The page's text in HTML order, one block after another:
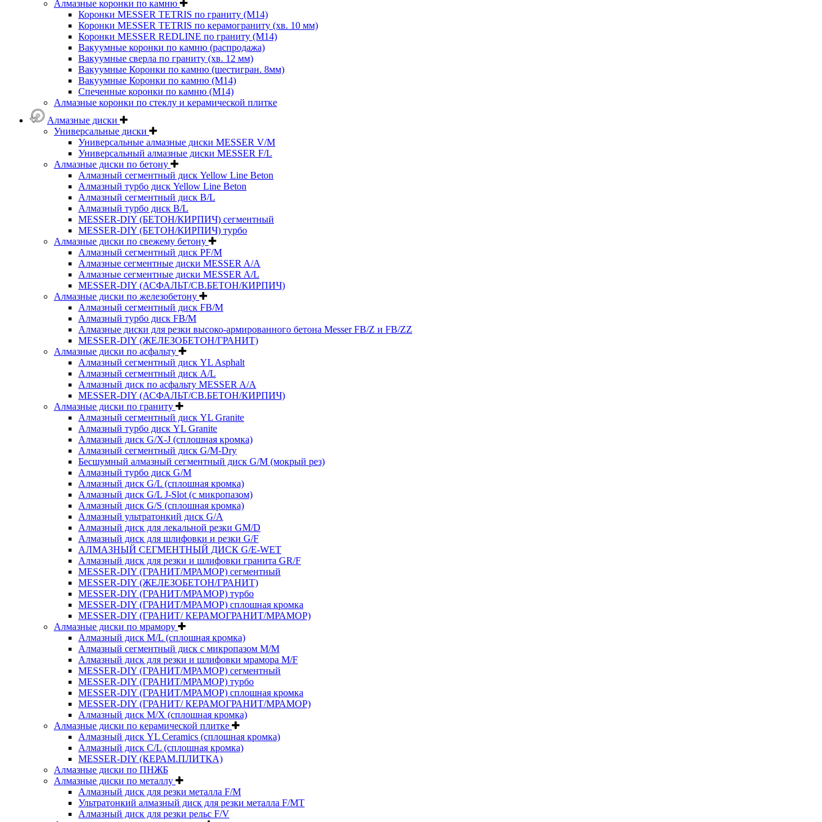
Алмазные коронки по камню
Коронки MESSER TETRIS по граниту (М14)
Коронки MESSER TETRIS по керамограниту (хв. 10 мм)
Коронки MESSER REDLINE по граниту (М14)
Вакуумные коронки по камню (распродажа)
Вакуумные сверла по граниту (хв. 12 мм)
Вакуумные Коронки по камню (шестигран. 8мм)
Вакуумные Коронки по камню (M14)
Спеченные коронки по камню (M14)
Алмазные коронки по стеклу и керамической плитке
Алмазные диски
Универсальные диски
Универсальные алмазные диски MESSER V/M
Универсальный алмазные диски MESSER F/L
Алмазные диски по бетону
Алмазный сегментный диск Yellow Line Beton
Алмазный турбо диск Yellow Line Beton
Алмазный сегментный диск B/L
Алмазный турбо диск B/L
MESSER-DIY (БЕТОН/КИРПИЧ) сегментный
MESSER-DIY (БЕТОН/КИРПИЧ) турбо
Алмазные диски по свежему бетону
Алмазный сегментный диск PF/M
Алмазные сегментные диски MESSER A/A
Алмазные сегментные диски MESSER A/L
MESSER-DIY (АСФАЛЬТ/СВ.БЕТОН/КИРПИЧ)
Алмазные диски по железобетону
Алмазный сегментный диск FB/M
Алмазный турбо диск FB/M
Алмазные диски для резки высоко-армированного бетона Messer FB/Z и FB/ZZ
MESSER-DIY (ЖЕЛЕЗОБЕТОН/ГРАНИТ)
Алмазные диски по асфальту
Алмазный сегментный диск YL Asphalt
Алмазный сегментный диск A/L
Алмазный диск по асфальту MESSER A/A
MESSER-DIY (АСФАЛЬТ/СВ.БЕТОН/КИРПИЧ)
Алмазные диски по граниту
Алмазный сегментный диск YL Granite
Алмазный турбо диск YL Granite
Алмазный диск G/X-J (сплошная кромка)
Алмазный сегментный диск G/M-Dry
Бесшумный алмазный сегментный диск G/M (мокрый рез)
Алмазный турбо диск G/M
Алмазный диск G/L (сплошная кромка)
Алмазный диск G/L J-Slot (с микропазом)
Алмазный диск G/S (сплошная кромка)
Алмазный ультратонкий диск G/A
Алмазный диск для лекальной резки GM/D
Алмазный диск для шлифовки и резки G/F
АЛМАЗНЫЙ СЕГМЕНТНЫЙ ДИСК G/E-WET
Алмазный диск для резки и шлифовки гранита GR/F
MESSER-DIY (ГРАНИТ/МРАМОР) сегментный
MESSER-DIY (ЖЕЛЕЗОБЕТОН/ГРАНИТ)
MESSER-DIY (ГРАНИТ/МРАМОР) турбо
MESSER-DIY (ГРАНИТ/МРАМОР) сплошная кромка
MESSER-DIY (ГРАНИТ/ КЕРАМОГРАНИТ/МРАМОР)
Алмазные диски по мрамору
Алмазный диск M/L (сплошная кромка)
Алмазный сегментный диск с микропазом M/M
Алмазный диск для резки и шлифовки мрамора M/F
MESSER-DIY (ГРАНИТ/МРАМОР) сегментный
MESSER-DIY (ГРАНИТ/МРАМОР) турбо
MESSER-DIY (ГРАНИТ/МРАМОР) сплошная кромка
MESSER-DIY (ГРАНИТ/ КЕРАМОГРАНИТ/МРАМОР)
Алмазный диск M/X (сплошная кромка)
Алмазные диски по керамической плитке
Алмазный диск YL Ceramics (сплошная кромка)
Алмазный диск C/L (сплошная кромка)
MESSER-DIY (КЕРАМ.ПЛИТКА)
Алмазные диски по ПНЖБ
Алмазные диски по металлу
Алмазный диск для резки металла F/M
Ультратонкий алмазный диск для резки металла F/MT
Алмазный диск для резки рельс F/V